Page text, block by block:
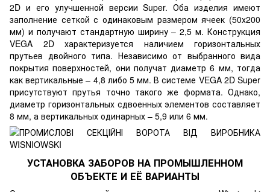
2D и его улучшенной версии Super. Оба изделия имеют
заполнение сеткой с одинаковым размером ячеек (50x200
мм) и получают стандартную ширину – 2,5 м. Конструкция
VEGA 2D характеризуется наличием горизонтальных
прутьев двойного типа. Независимо от выбранного вида
покрытия поверхностей, они получат диаметр 6 мм, тогда
как вертикальные – 4,8 либо 5 мм. В системе VEGA 2D Super
присутствуют прутья точно такого же формата. Однако,
диаметр горизонтальных сдвоенных элементов составляет
8 мм, а вертикальных одинарных – 5,9 или 6 мм.
УСТАНОВКА ЗАБОРОВ НА ПРОМЫШЛЕННОМ
ОБЪЕКТЕ И ЕЁ ВАРИАНТЫ